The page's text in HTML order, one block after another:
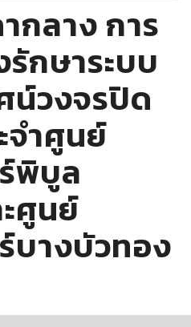
กลาง การ
กษาระบบ
น์วงจรปิด
จำศูนย์
พิบูล
ศูนย์
บางบัวทอง